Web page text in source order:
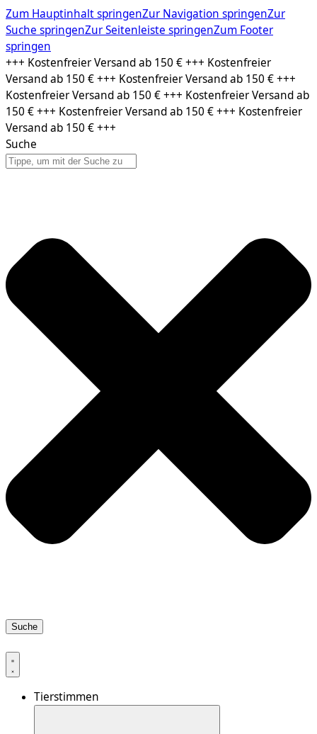
Zum Hauptinhalt springenZur Navigation springenZur
Suche springenZur Seitenleiste springenZum Footer
springen
Zum
Inhalt
springen
+++ Kostenfreier Versand ab 150 € +++ Kostenfreier
Versand ab 150 € +++ Kostenfreier Versand ab 150 € +++
Kostenfreier Versand ab 150 € +++ Kostenfreier Versand ab
150 € +++ Kostenfreier Versand ab 150 € +++ Kostenfreier
Versand ab 150 € +++
Suche
Suche
Tierstimmen